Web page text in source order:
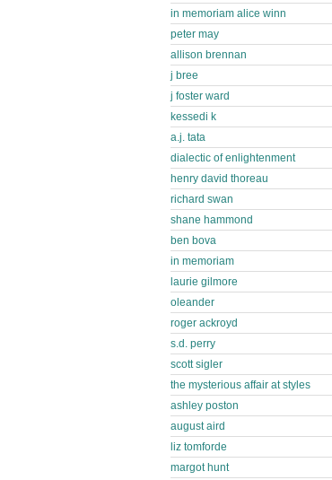
in memoriam alice winn
peter may
allison brennan
j bree
j foster ward
kessedi k
a.j. tata
dialectic of enlightenment
henry david thoreau
richard swan
shane hammond
ben bova
in memoriam
laurie gilmore
oleander
roger ackroyd
s.d. perry
scott sigler
the mysterious affair at styles
ashley poston
august aird
liz tomforde
margot hunt